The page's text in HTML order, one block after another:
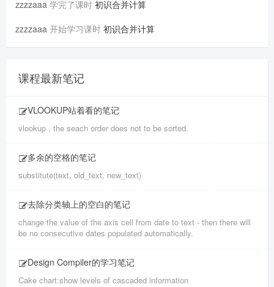
zzzzaaa 学完了课时 初识合并计算
zzzzaaa 开始学习课时 初识合并计算
课程最新笔记
VLOOKUP站着看的笔记
vlookup , the seach order does not to be sorted.
多余的空格的笔记
substitute(text, old_text, new_text)
去除分类轴上的空白的笔记
change the value of the axis cell from date to text - then there will
be no consecutive dates populated automatically.
Design Compiler的学习笔记
Cake chart:show levels of cascaded information